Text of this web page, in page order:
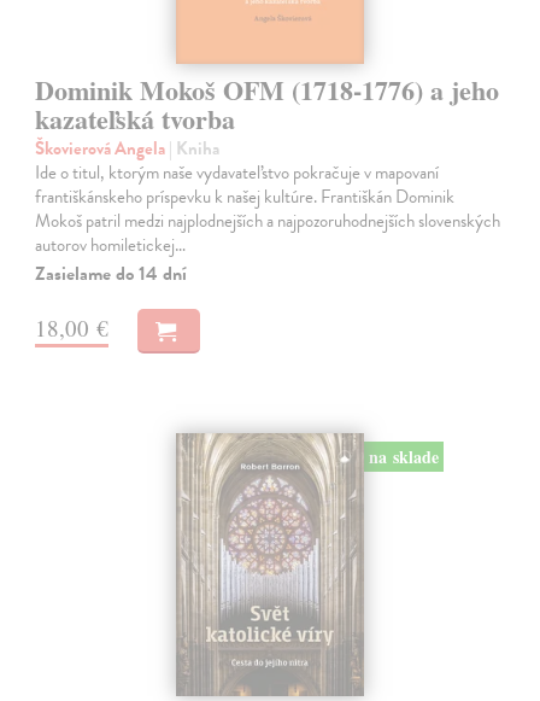
Dominik Mokoš OFM (1718-1776) a jeho
kazateľská tvorba
Škovierová Angela| Kniha
Ide o titul, ktorým naše vydavateľstvo pokračuje v mapovaní
františkánskeho príspevku k našej kultúre. Františkán Dominik
Mokoš patril medzi najplodnejších a najpozoruhodnejších slovenských
autorov homiletickej…
Zasielame do 14 dní
18,00 €
na sklade